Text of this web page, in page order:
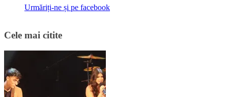
Urmăriți-ne și pe facebook
Cele mai citite